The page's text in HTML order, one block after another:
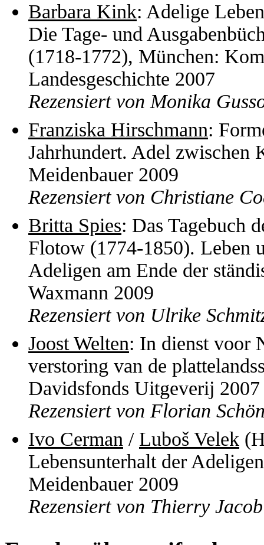
Barbara Kink: Adelige
Die Tage- und
(1718-1772), München:
Landesgeschichte 2007
Rezensiert von Monika
Franziska Hirschmann:
Jahrhundert. Adel
Meidenbauer 2009
Rezensiert von Christiane
Britta Spies: Das Tagebuch
Flotow (1774-1850). Leben
Adeligen am Ende der
Waxmann 2009
Rezensiert von Ulrike
Joost Welten: In dienst voor
verstoring van de
Davidsfonds Uitgeverij 2007
Rezensiert von Florian
Ivo Cerman / Luboš Velek
Lebensunterhalt der
Meidenbauer 2009
Rezensiert von Thierry Jacob